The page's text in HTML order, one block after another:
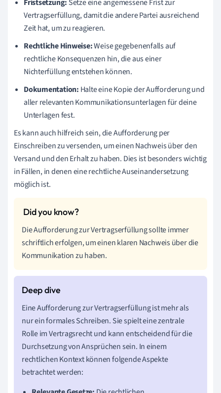
Fristsetzung: Setze eine angemessene Frist zur
Vertragserfüllung, damit die andere Partei ausreichend
Zeit hat, um zu reagieren.
Rechtliche Hinweise:Weise gegebenenfalls auf
rechtliche Konsequenzen hin, die aus einer
Nichterfüllung entstehen können.
Dokumentation: Halte eine Kopie der Aufforderung und
aller relevanten Kommunikationsunterlagen für deine
Unterlagen fest.
Es kann auch hilfreich sein, die Aufforderung per
Einschreiben zu versenden, um einen Nachweis über den
Versand und den Erhalt zu haben. Dies ist besonders wichtig
in Fällen, in denen eine rechtliche Auseinandersetzung
möglich ist.
Die Aufforderung zur Vertragserfüllung sollte immer
schriftlich erfolgen, um einen klaren Nachweis über die
Kommunikation zu haben.
Eine Aufforderung zur Vertragserfüllung ist mehr als
nur ein formales Schreiben. Sie spielt eine zentrale
Rolle im Vertragsrecht und kann entscheidend für die
Durchsetzung von Ansprüchen sein. In einem
rechtlichen Kontext können folgende Aspekte
betrachtet werden: